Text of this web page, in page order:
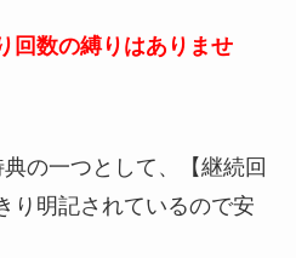
回数の縛りはありませ
の一つとして、【継続回
り明記されているので安